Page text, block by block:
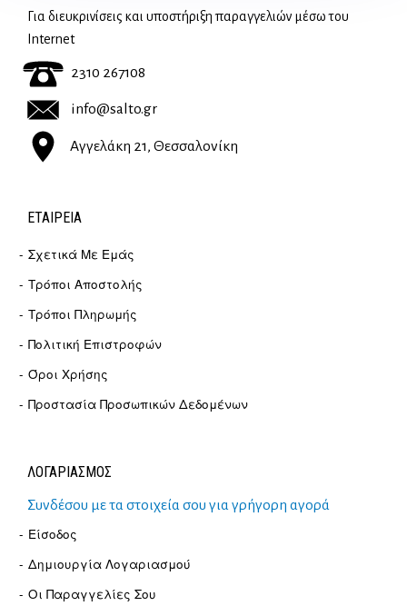
Για διευκρινίσεις και υποστήριξη παραγγελιών μέσω του
Internet
2310 267108
info@salto.gr
Αγγελάκη 21, Θεσσαλονίκη
ΕΤΑΙΡΕΊΑ
Σχετικά Με Εμάς
Τρόποι Αποστολής
Τρόποι Πληρωμής
Πολιτική Επιστροφών
Όροι Χρήσης
Προστασία Προσωπικών Δεδομένων
ΛΟΓΑΡΙΑΣΜΟΣ
Συνδέσου με τα στοιχεία σου για γρήγορη αγορά
Είσοδος
Δημιουργία Λογαριασμού
Οι Παραγγελίες Σου